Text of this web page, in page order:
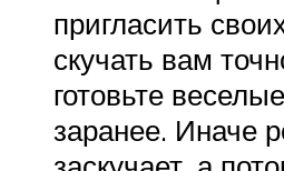
пригласить
скучать вам
готовьте
заранее. Иначе